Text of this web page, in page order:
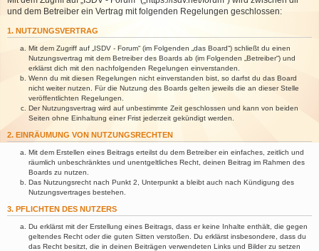
und dem Betreiber ein Vertrag mit folgenden Regelungen geschlossen:
1. NUTZUNGSVERTRAG
Mit dem Zugriff auf „ISDV - Forum“ (im Folgenden „das Board“) schließt du einen
Nutzungsvertrag mit dem Betreiber des Boards ab (im Folgenden „Betreiber“) und
erklärst dich mit den nachfolgenden Regelungen einverstanden.
Wenn du mit diesen Regelungen nicht einverstanden bist, so darfst du das Board
nicht weiter nutzen. Für die Nutzung des Boards gelten jeweils die an dieser Stelle
veröffentlichten Regelungen.
Der Nutzungsvertrag wird auf unbestimmte Zeit geschlossen und kann von beiden
Seiten ohne Einhaltung einer Frist jederzeit gekündigt werden.
2. EINRÄUMUNG VON NUTZUNGSRECHTEN
Mit dem Erstellen eines Beitrags erteilst du dem Betreiber ein einfaches, zeitlich und
räumlich unbeschränktes und unentgeltliches Recht, deinen Beitrag im Rahmen des
Boards zu nutzen.
Das Nutzungsrecht nach Punkt 2, Unterpunkt a bleibt auch nach Kündigung des
Nutzungsvertrages bestehen.
3. PFLICHTEN DES NUTZERS
Du erklärst mit der Erstellung eines Beitrags, dass er keine Inhalte enthält, die gegen
geltendes Recht oder die guten Sitten verstoßen. Du erklärst insbesondere, dass du
das Recht besitzt, die in deinen Beiträgen verwendeten Links und Bilder zu setzen